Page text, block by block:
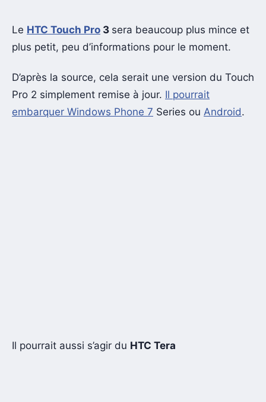
Le HTC Touch Pro 3 sera beaucoup plus mince et
plus petit, peu d’informations pour le moment.
D’après la source, cela serait une version du Touch
Pro 2 simplement remise à jour. Il pourrait
embarquer Windows Phone 7 Series ou Android.
Il pourrait aussi s’agir du HTC Tera